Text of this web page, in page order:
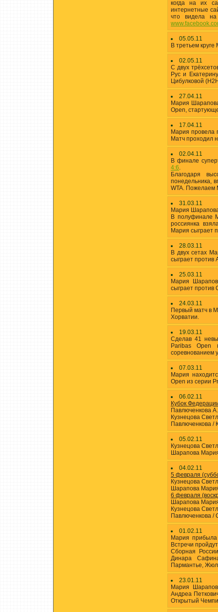
когда на их
интернетные
что видела на
05.05.11
В третьем
02.05.11
С двух
Рус и
Цибулковой
27.04.11
Мария
Open,
17.04.11
Мария провела
Матч проходил
02.04.11
В финале
4:6.
Благодаря
понедельника,
WTA. Пожелаем
31.03.11
Мария
В полуфинале
россиянка
Мария сыграет
28.03.11
В двух сетах
сыграет против
25.03.11
Мария
сыграет против
24.03.11
Первый матч в
Хорватии.
19.03.11
Сделав 41
Paribas Open
соревнованием
07.03.11
Мария
Open из серии
06.02.11
Кубок
Павлюченкова
Кузнецова
Павлюченкова /
05.02.11
Кузнецова
Шарапова
04.02.11
5 февраля
Кузнецова
Шарапова
6 февраля
Шарапова
Кузнецова
Павлюченкова /
01.02.11
Мария
Встречи
Сборная
Динара
Пармантье,
23.01.11
Мария
Андреа
Открытый